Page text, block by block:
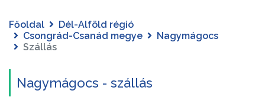
Főoldal
Dél-Alföld régió
Csongrád-Csanád megye
Nagymágocs
Szállás
Nagymágocs - szállás